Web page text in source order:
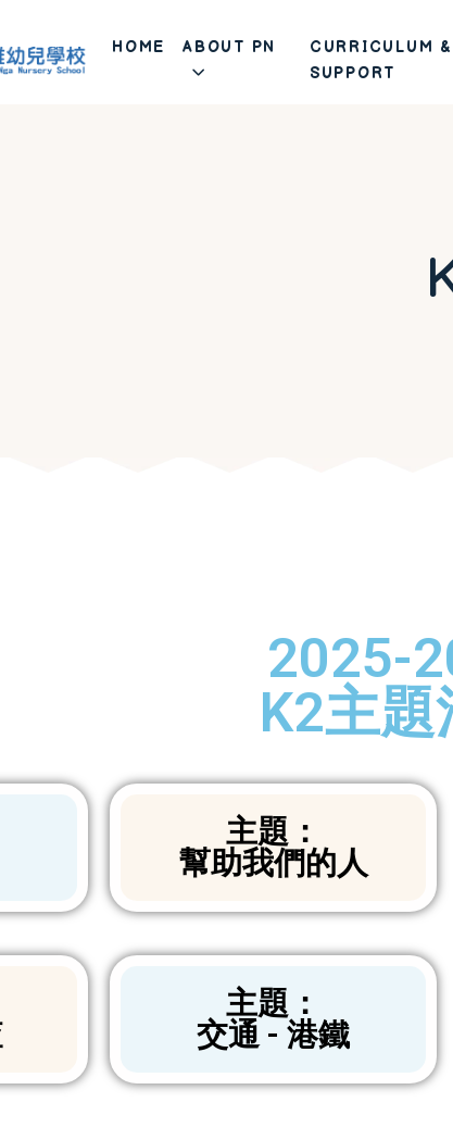
HOME ABOUT PN
CURRICULUM &
SUPPORT
2025-
K2主
主題：
幫助我們的人
主題：
交通 - 港鐵